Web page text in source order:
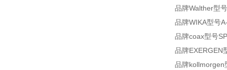
品牌Walther型
品牌WIKA型号
品牌coax型号
品牌EXERGEN
品牌kollmorgen